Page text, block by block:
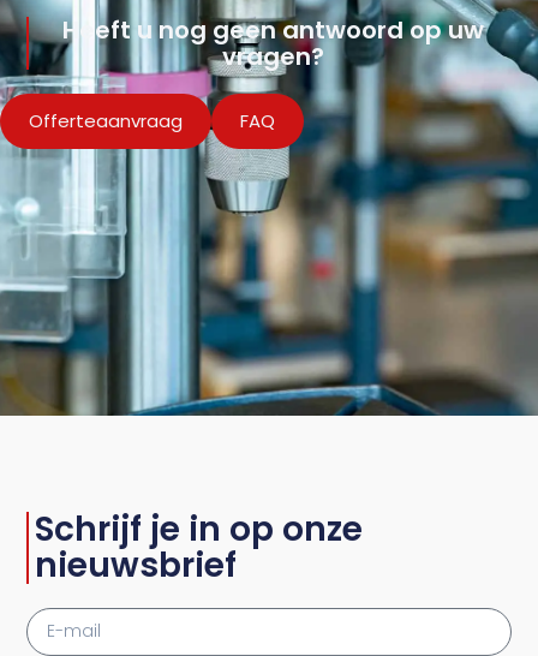
Heeft u nog geen antwoord op uw
vragen?
Offerteaanvraag FAQ
Schrijf je in op onze
nieuwsbrief